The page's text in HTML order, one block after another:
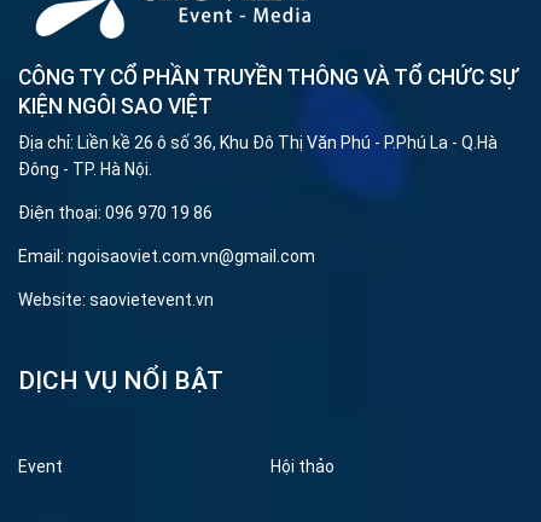
CÔNG TY CỔ PHẦN TRUYỀN THÔNG VÀ TỔ CHỨC SỰ
KIỆN NGÔI SAO VIỆT
Địa chỉ: Liền kề 26 ô số 36, Khu Đô Thị Văn Phú - P.Phú La - Q.Hà
Đông - TP. Hà Nội.
Điện thoại: 096 970 19 86
Email: ngoisaoviet.com.vn@gmail.com
Website: saovietevent.vn
DỊCH VỤ NỔI BẬT
Event Hội thảo